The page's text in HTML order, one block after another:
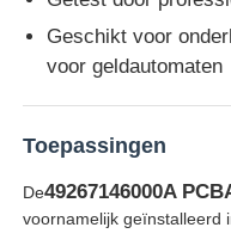
Glory NMD ATM
OKI ATM-onderdelen
Genmega ATM -
Geschikt voor
voor geldautomaten
Toepassingen
De49267146000A
voornamelijk geïnstalleerd